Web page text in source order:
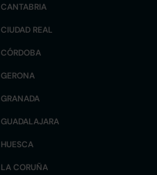
CANTABRIA
CIUDAD REAL
CÓRDOBA
GERONA
GRANADA
GUADALAJARA
HUESCA
LA CORUÑA